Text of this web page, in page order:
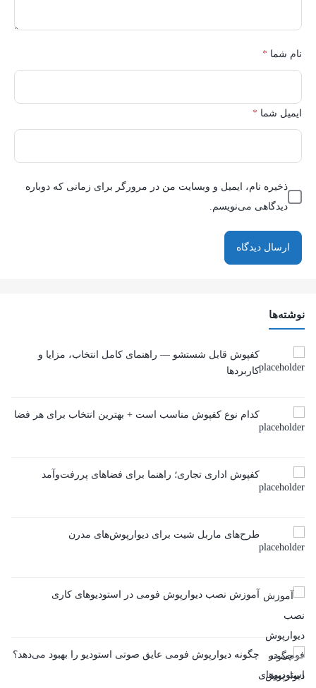
نوشته‌ها
کفپوش قابل شستشو — راهنمای کامل انتخاب، مزایا و
کاربردها
کدام نوع کفپوش مناسب است + بهترین انتخاب برای هر فضا
کفپوش اداری تجاری؛ راهنما برای فضاهای پررفت‌و‌آمد
طرح‌های ماربل شیت برای دیوارپوش‌های مدرن
آموزش نصب دیوارپوش فومی در استودیوهای کاری
چگونه دیوارپوش فومی عایق صوتی استودیو را بهبود می‌دهد؟
نام شما *
ایمیل شما *
ذخیره نام، ایمیل و وبسایت من در مرورگر برای زمانی که دوباره
دیدگاهی می‌نویسم.